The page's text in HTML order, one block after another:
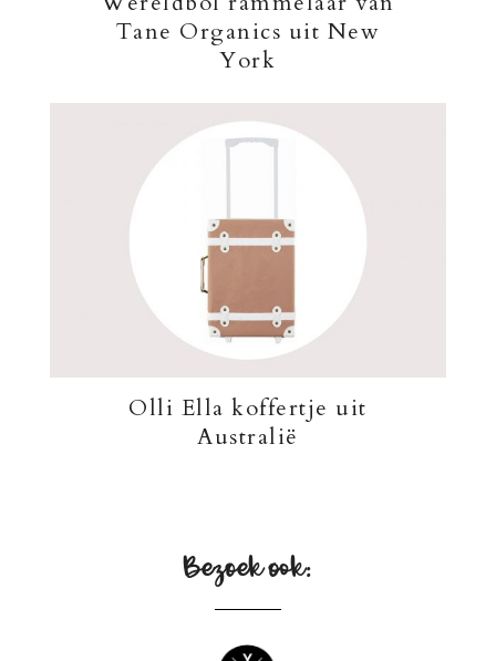
Tane Organics uit New
York
Olli Ella koffertje uit
Australië
Bezoek ook: